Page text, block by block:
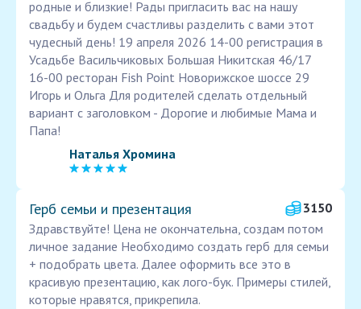
родные и близкие! Рады пригласить вас на нашу
свадьбу и будем счастливы разделить с вами этот
чудесный день! 19 апреля 2026 14-00 регистрация в
Усадьбе Васильчиковых Большая Никитская 46/17
16-00 ресторан Fish Point Новорижское шоссе 29
Игорь и Ольга Для родителей сделать отдельный
вариант с заголовком - Дорогие и любимые Мама и
Папа!
Наталья Хромина
Герб семьи и презентация
3150
Здравствуйте! Цена не окончательна, создам потом
личное задание Необходимо создать герб для семьи
+ подобрать цвета. Далее оформить все это в
красивую презентацию, как лого-бук. Примеры стилей,
которые нравятся, прикрепила.